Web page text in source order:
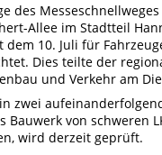
des
Allee im Stadtteil
dem 10. Juli für
Dies teilte der
und Verkehr am
zwei
Bauwerk von
wird derzeit geprüft.